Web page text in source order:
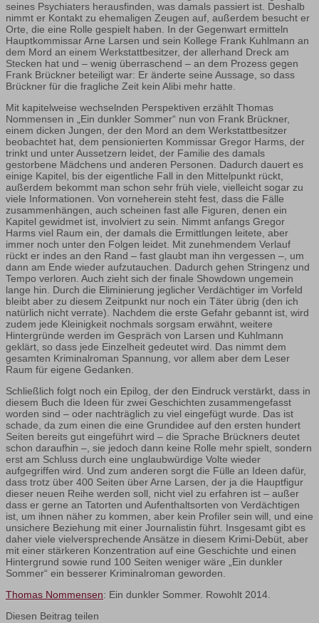
seines Psychiaters herausfinden, was damals passiert ist. Deshalb
nimmt er Kontakt zu ehemaligen Zeugen auf, außerdem besucht er
Orte, die eine Rolle gespielt haben. In der Gegenwart ermitteln
Hauptkommissar Arne Larsen und sein Kollege Frank Kuhlmann an
dem Mord an einem Werkstattbesitzer, der allerhand Dreck am
Stecken hat und – wenig überraschend – an dem Prozess gegen
Frank Brückner beteiligt war: Er änderte seine Aussage, so dass
Brückner für die fragliche Zeit kein Alibi mehr hatte.
Mit kapitelweise wechselnden Perspektiven erzählt Thomas
Nommensen in „Ein dunkler Sommer“ nun von Frank Brückner,
einem dicken Jungen, der den Mord an dem Werkstattbesitzer
beobachtet hat, dem pensionierten Kommissar Gregor Harms, der
trinkt und unter Aussetzern leidet, der Familie des damals
gestorbene Mädchens und anderen Personen. Dadurch dauert es
einige Kapitel, bis der eigentliche Fall in den Mittelpunkt rückt,
außerdem bekommt man schon sehr früh viele, vielleicht sogar zu
viele Informationen. Von vorneherein steht fest, dass die Fälle
zusammenhängen, auch scheinen fast alle Figuren, denen ein
Kapitel gewidmet ist, involviert zu sein. Nimmt anfangs Gregor
Harms viel Raum ein, der damals die Ermittlungen leitete, aber
immer noch unter den Folgen leidet. Mit zunehmendem Verlauf
rückt er indes an den Rand – fast glaubt man ihn vergessen –, um
dann am Ende wieder aufzutauchen. Dadurch gehen Stringenz und
Tempo verloren. Auch zieht sich der finale Showdown ungemein
lange hin. Durch die Eliminierung jeglicher Verdächtiger im Vorfeld
bleibt aber zu diesem Zeitpunkt nur noch ein Täter übrig (den ich
natürlich nicht verrate). Nachdem die erste Gefahr gebannt ist, wird
zudem jede Kleinigkeit nochmals sorgsam erwähnt, weitere
Hintergründe werden im Gespräch von Larsen und Kuhlmann
geklärt, so dass jede Einzelheit gedeutet wird. Das nimmt dem
gesamten Kriminalroman Spannung, vor allem aber dem Leser
Raum für eigene Gedanken.
Schließlich folgt noch ein Epilog, der den Eindruck verstärkt, dass in
diesem Buch die Ideen für zwei Geschichten zusammengefasst
worden sind – oder nachträglich zu viel eingefügt wurde. Das ist
schade, da zum einen die eine Grundidee auf den ersten hundert
Seiten bereits gut eingeführt wird – die Sprache Brückners deutet
schon daraufhin –, sie jedoch dann keine Rolle mehr spielt, sondern
erst am Schluss durch eine unglaubwürdige Volte wieder
aufgegriffen wird. Und zum anderen sorgt die Fülle an Ideen dafür,
dass trotz über 400 Seiten über Arne Larsen, der ja die Hauptfigur
dieser neuen Reihe werden soll, nicht viel zu erfahren ist – außer
dass er gerne an Tatorten und Aufenthaltsorten von Verdächtigen
ist, um ihnen näher zu kommen, aber kein Profiler sein will, und eine
unsichere Beziehung mit einer Journalistin führt. Insgesamt gibt es
daher viele vielversprechende Ansätze in diesem Krimi-Debüt, aber
mit einer stärkeren Konzentration auf eine Geschichte und einen
Hintergrund sowie rund 100 Seiten weniger wäre „Ein dunkler
Sommer“ ein besserer Kriminalroman geworden.
Thomas Nommensen: Ein dunkler Sommer. Rowohlt 2014.
Diesen Beitrag teilen